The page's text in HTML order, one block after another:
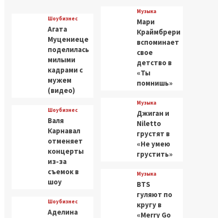
Шоубизнес
Агата
Муцениеце
поделилась
милыми
кадрами с
мужем
(видео)
Шоубизнес
Валя
Карнавал
отменяет
концерты
из-за
съемок в
шоу
Шоубизнес
Аделина
Музыка
Мари
Краймбрери
вспоминает
свое
детство в
«Ты
помнишь»
Музыка
Джиган и
Niletto
грустят в
«Не умею
грустить»
Музыка
BTS
гуляют по
кругу в
«Merry Go